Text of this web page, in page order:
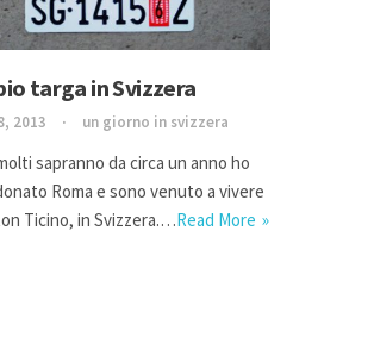
targa in Svizzera
2013 un giorno in svizzera
sapranno da circa un anno ho
Roma e sono venuto a vivere
Ticino, in Svizzera.…Read More